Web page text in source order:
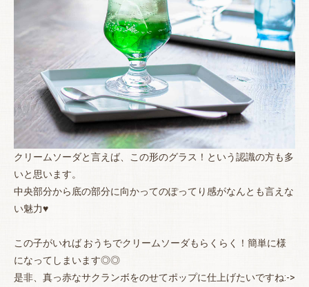
クリームソーダと言えば、この形のグラス！という認識の方も多
いと思います。
中央部分から底の部分に向かってのぽってり感がなんとも言えな
い魅力♥
この子がいれば おうちでクリームソーダもらくらく！簡単に様
になってしまいます◎◎
是非、真っ赤なサクランボをのせてポップに仕上げたいですね:->